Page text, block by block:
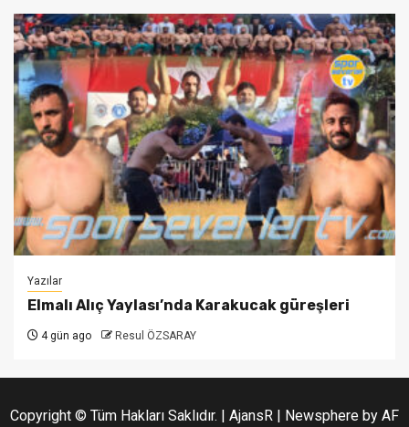
Yazılar
Elmalı Alıç Yaylası’nda Karakucak güreşleri
4 gün ago Resul ÖZSARAY
Copyright © Tüm Hakları Saklıdır. | AjansR | Newsphere by AF